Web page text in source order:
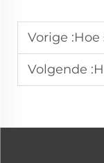
Vorige :Hoe sal
Volgende :